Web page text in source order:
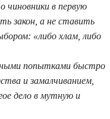
чиновники в первую
закон, а не ставить
«либо хлам, либо
попытками быстро
и замалчиванием,
дело в мутную и